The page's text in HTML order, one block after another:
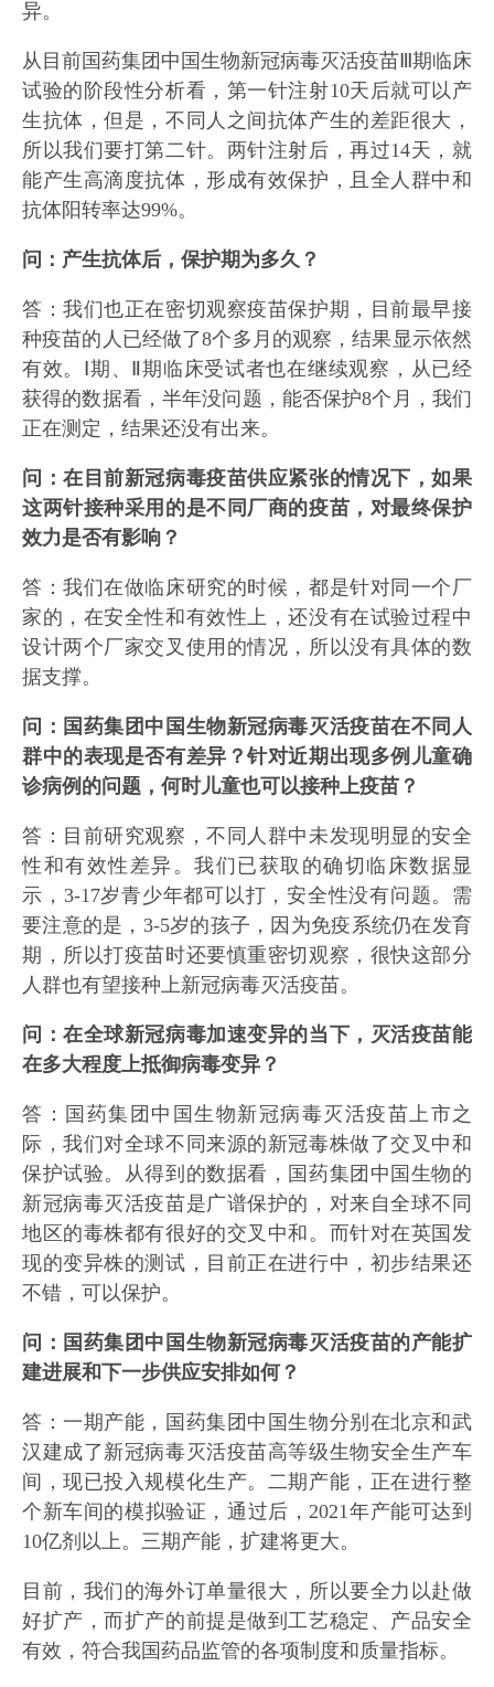
异。
从目前国药集团中国生物新冠病毒灭活疫苗Ⅲ期临床
试验的阶段性分析看，第一针注射10天后就可以产
生抗体，但是，不同人之间抗体产生的差距很大，
所以我们要打第二针。两针注射后，再过14天，就
能产生高滴度抗体，形成有效保护，且全人群中和
抗体阳转率达99%。
问：产生抗体后，保护期为多久？
答：我们也正在密切观察疫苗保护期，目前最早接
种疫苗的人已经做了8个多月的观察，结果显示依然
有效。Ⅰ期、Ⅱ期临床受试者也在继续观察，从已经
获得的数据看，半年没问题，能否保护8个月，我们
正在测定，结果还没有出来。
问：在目前新冠病毒疫苗供应紧张的情况下，如果
这两针接种采用的是不同厂商的疫苗，对最终保护
效力是否有影响？
答：我们在做临床研究的时候，都是针对同一个厂
家的，在安全性和有效性上，还没有在试验过程中
设计两个厂家交叉使用的情况，所以没有具体的数
据支撑。
问：国药集团中国生物新冠病毒灭活疫苗在不同人
群中的表现是否有差异？针对近期出现多例儿童确
诊病例的问题，何时儿童也可以接种上疫苗？
答：目前研究观察，不同人群中未发现明显的安全
性和有效性差异。我们已获取的确切临床数据显
示，3-17岁青少年都可以打，安全性没有问题。需
要注意的是，3-5岁的孩子，因为免疫系统仍在发育
期，所以打疫苗时还要慎重密切观察，很快这部分
人群也有望接种上新冠病毒灭活疫苗。
问：在全球新冠病毒加速变异的当下，灭活疫苗能
在多大程度上抵御病毒变异？
答：国药集团中国生物新冠病毒灭活疫苗上市之
际，我们对全球不同来源的新冠毒株做了交叉中和
保护试验。从得到的数据看，国药集团中国生物的
新冠病毒灭活疫苗是广谱保护的，对来自全球不同
地区的毒株都有很好的交叉中和。而针对在英国发
现的变异株的测试，目前正在进行中，初步结果还
不错，可以保护。
问：国药集团中国生物新冠病毒灭活疫苗的产能扩
建进展和下一步供应安排如何？
答：一期产能，国药集团中国生物分别在北京和武
汉建成了新冠病毒灭活疫苗高等级生物安全生产车
间，现已投入规模化生产。二期产能，正在进行整
个新车间的模拟验证，通过后，2021年产能可达到
10亿剂以上。三期产能，扩建将更大。
目前，我们的海外订单量很大，所以要全力以赴做
好扩产，而扩产的前提是做到工艺稳定、产品安全
有效，符合我国药品监管的各项制度和质量指标。